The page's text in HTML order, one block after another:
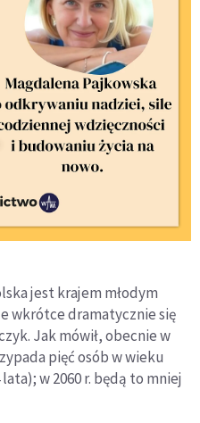
jest krajem młodym
wkrótce dramatycznie się
Jak mówił, obecnie w
pięć osób w wieku
w 2060 r. będą to mniej